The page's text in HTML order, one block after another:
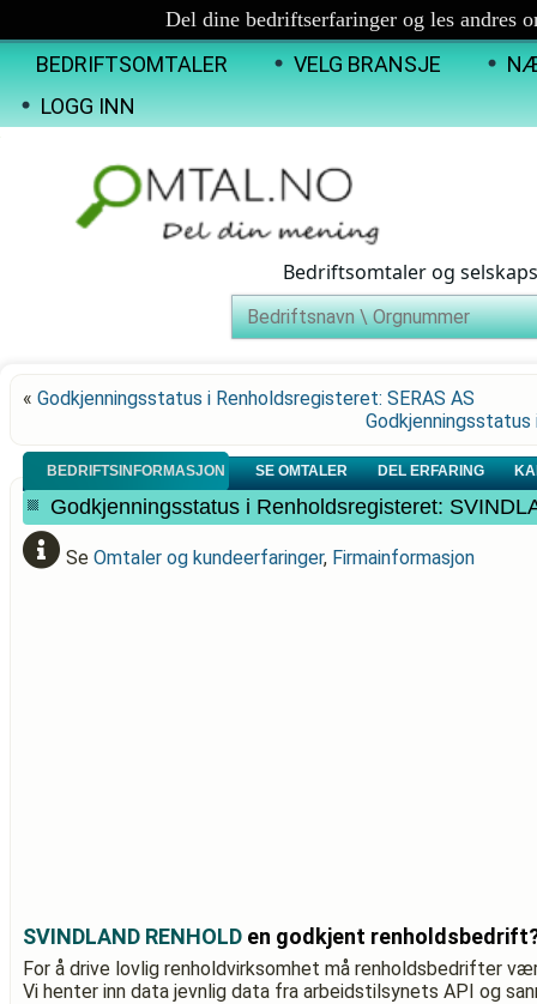
Del dine bedriftserfaringer og les andres
BEDRIFTSOMTALER VELG BRANSJE
LOGG INN
Bedriftsomtaler og
« Godkjenningsstatus i Renholdsregisteret: SERAS AS
Godkjenningsstatus
BEDRIFTSINFORMASJON SE OMTALER DEL ERFARING
Godkjenningsstatus i Renholdsregisteret:
Se Omtaler og kundeerfaringer, Firmainformasjon
SVINDLAND RENHOLD en godkjent
For å drive lovlig renholdvirksomhet må renholdsbedrifter
Vi henter inn data jevnlig data fra arbeidstilsynets API og